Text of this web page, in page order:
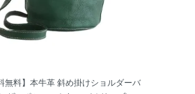
無料】本牛革 斜め掛けショルダーバ